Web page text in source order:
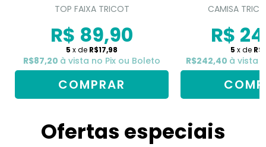
TOP FAIXA TRICOT
R$ 89,90
5 x de R$17,98
R$87,20 à vista no Pix ou Boleto
COMPRAR
CAMISA
R$
5 x de
R$242,40 à vista
Ofertas especiais